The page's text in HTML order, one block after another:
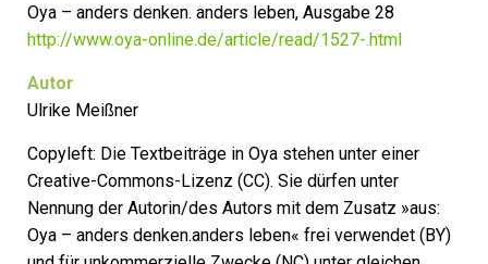
Oya – anders denken. anders leben, Ausgabe 28
http://www.oya-online.de/article/read/1527-.html
Autor
Ulrike Meißner
Copyleft: Die Textbeiträge in Oya stehen unter einer
Creative-Commons-Lizenz (CC). Sie dürfen unter
Nennung der Autorin/des Autors mit dem Zusatz »aus:
Oya – anders denken.anders leben« frei verwendet (BY)